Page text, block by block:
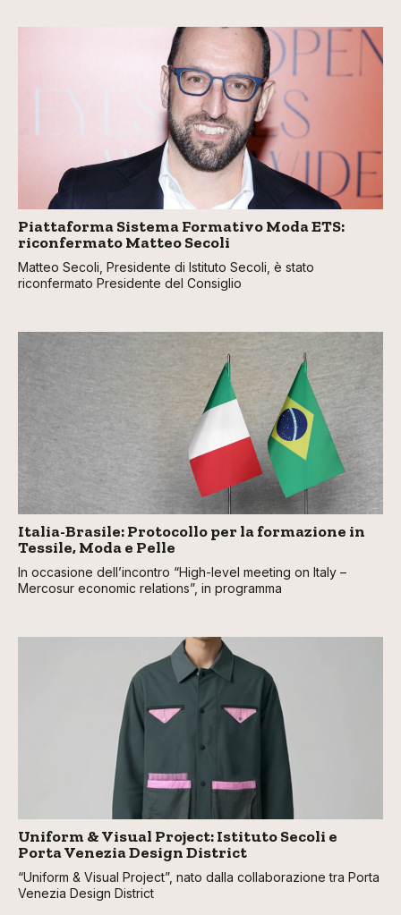
Piattaforma Sistema Formativo Moda ETS:
riconfermato Matteo Secoli
Matteo Secoli, Presidente di Istituto Secoli, è stato
riconfermato Presidente del Consiglio
Italia-Brasile: Protocollo per la formazione in
Tessile, Moda e Pelle
In occasione dell’incontro “High-level meeting on Italy –
Mercosur economic relations”, in programma
Uniform & Visual Project: Istituto Secoli e
Porta Venezia Design District
“Uniform & Visual Project”, nato dalla collaborazione tra Porta
Venezia Design District